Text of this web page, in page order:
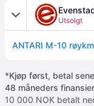
Utsolgt
*Kjøp først, betal
48 måneders
10 000 NOK betalt